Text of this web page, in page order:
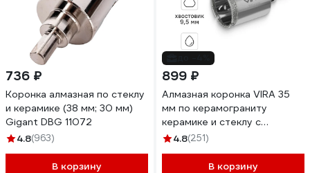
736 ₽
Коронка алмазная по стеклу
и керамике (38 мм; 30 мм)
Gigant DBG 11072
4.8(963)
В корзину
899 ₽
Алмазная коронка VIRA 35
мм по керамограниту
керамике и стеклу с
центровочным сверлом
4.8(251)
В корзину